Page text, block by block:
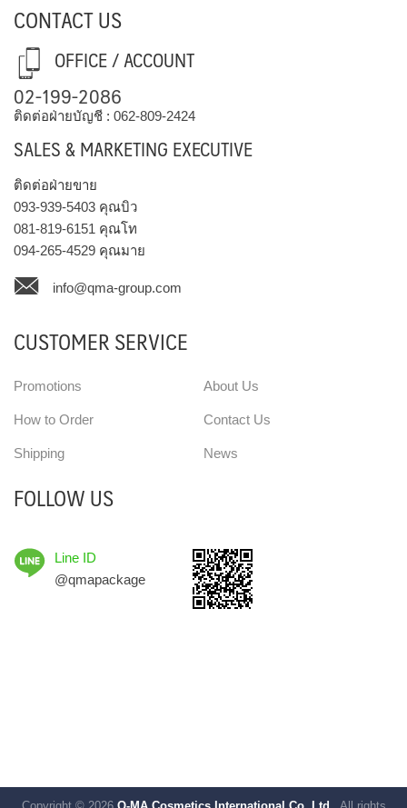
CONTACT US
OFFICE / ACCOUNT
02-199-2086
ติดต่อฝ่ายบัญชี : 062-809-2424
SALES & MARKETING EXECUTIVE
ติดต่อฝ่ายขาย
093-939-5403 คุณบิว
081-819-6151 คุณโท
094-265-4529 คุณมาย
info@qma-group.com
CUSTOMER SERVICE
Promotions
How to Order
Shipping
About Us
Contact Us
News
FOLLOW US
Line ID
@qmapackage